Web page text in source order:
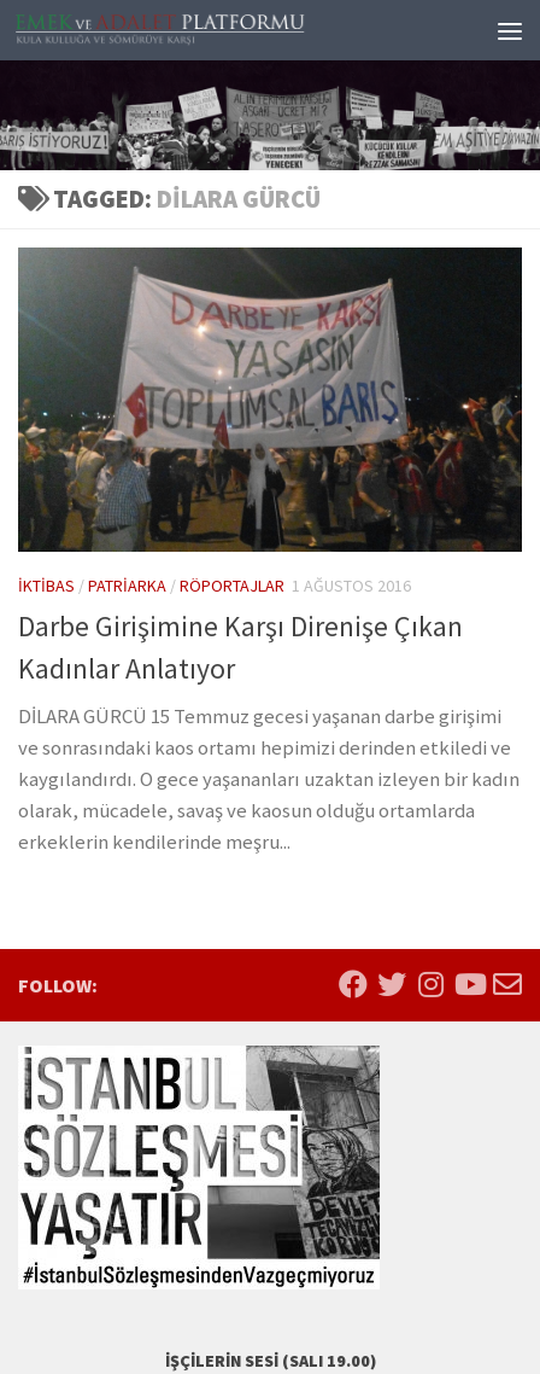
Skip to content
TAGGED: DILARA GÜRCÜ
İKTIBAS /PATRIARKA /RÖPORTAJLAR 1 AĞUSTOS 2016
Darbe Girişimine Karşı Direnişe Çıkan
Kadınlar Anlatıyor
DİLARA GÜRCÜ 15 Temmuz gecesi yaşanan darbe girişimi
ve sonrasındaki kaos ortamı hepimizi derinden etkiledi ve
kaygılandırdı. O gece yaşananları uzaktan izleyen bir kadın
olarak, mücadele, savaş ve kaosun olduğu ortamlarda
erkeklerin kendilerinde meşru...
FOLLOW:
İŞÇILERIN SESI (SALI 19.00)